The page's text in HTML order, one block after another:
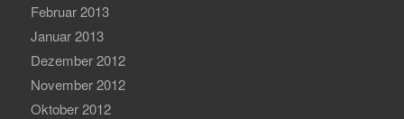
Februar 2013
Januar 2013
Dezember 2012
November 2012
Oktober 2012